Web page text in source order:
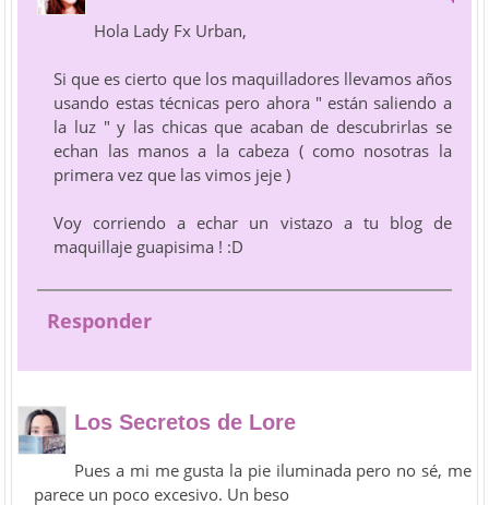
Hola Lady Fx Urban,
Si que es cierto que los maquilladores llevamos años
usando estas técnicas pero ahora " están saliendo a
la luz " y las chicas que acaban de descubrirlas se
echan las manos a la cabeza ( como nosotras la
primera vez que las vimos jeje )
Voy corriendo a echar un vistazo a tu blog de
maquillaje guapisima ! :D
Responder
Los Secretos de Lore
Pues a mi me gusta la pie iluminada pero no sé, me
parece un poco excesivo. Un beso